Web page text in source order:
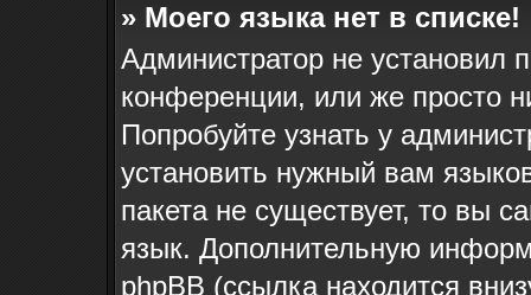
» Моего языка нет в списке!
Администратор не установил
конференции, или же просто
Попробуйте узнать у
установить нужный вам
пакета не существует, то вы
язык. Дополнительную
phpBB (ссылка находится